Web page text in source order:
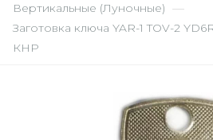
Вертикальные (Луночные) —
Заготовка ключа YAR-1 TOV-2
КНР